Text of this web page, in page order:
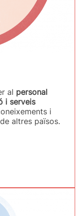
al personal
i serveis
i
altres països.